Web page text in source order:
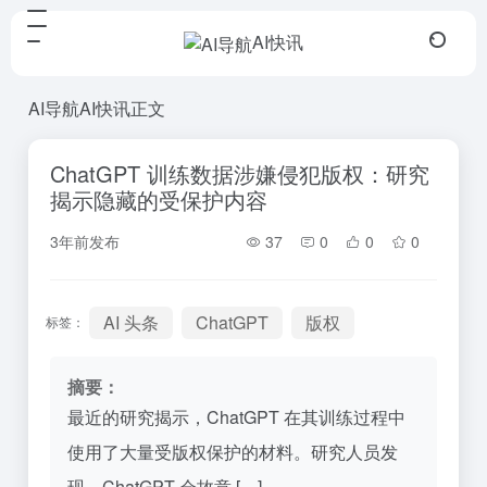
AI快讯
AI导航AI快讯正文
ChatGPT 训练数据涉嫌侵犯版权：研究
揭示隐藏的受保护内容
3年前发布 37 0 0 0
标签： AI 头条 ChatGPT 版权
摘要：
最近的研究揭示，ChatGPT 在其训练过程中
使用了大量受版权保护的材料。研究人员发